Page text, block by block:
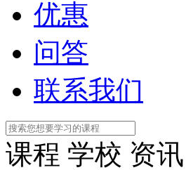
优惠
问答
联系我们
课程 学校 资讯